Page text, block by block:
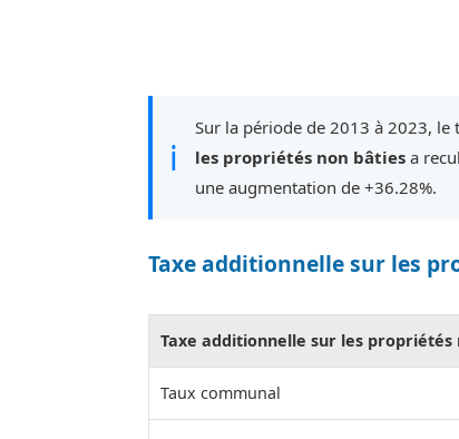
ℹ
Sur la période de 2013 à 2023,
les propriétés non bâties a
une augmentation de +36.28%.
Taxe additionnelle sur les
Taxe additionnelle sur les propriétés
Taux communal